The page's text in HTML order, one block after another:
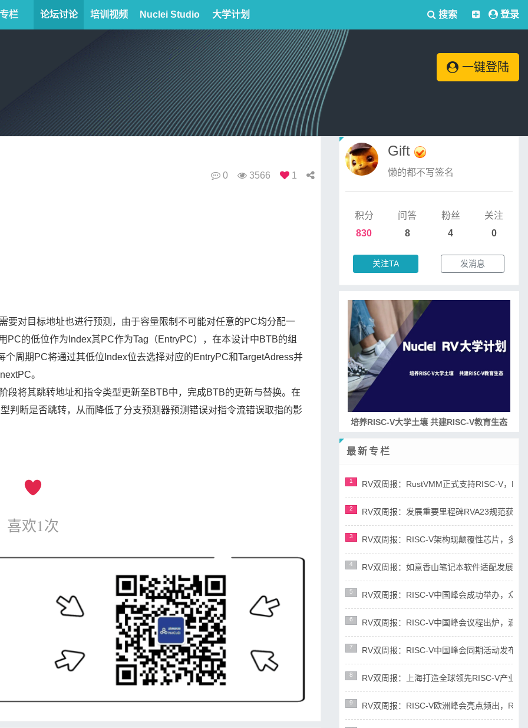
栏 论坛讨论 培训视频 Nuclei Studio 大学计划 搜索 登录
一键登陆
0 3566 1
要对目标地址也进行预测，由于容量限制不可能对任意的PC均分配一
的低位作为Index其PC作为Tag（EntryPC），在本设计中BTB的组
周期PC将通过其低位Index位去选择对应的EntryPC和TargetAdress并
。
段将其跳转地址和指令类型更新至BTB中，完成BTB的更新与替换。在
判断是否跳转，从而降低了分支预测器预测错误对指令流错误取指的影
喜欢1次
Gift
懒的都不写签名
积分
830
问答
8
粉丝
4
关注
0
关注TA 发消息
培养RISC-V大学土壤 共建RISC-V教育生态
最新专栏
1 RV双周报：RustVMM正式支持RISC-V，
2 RV双周报：发展重要里程碑RVA23规范获
3 RV双周报：RISC-V架构现颠覆性芯片，多
4 RV双周报：如意香山笔记本软件适配发展
5 RV双周报：RISC-V中国峰会成功举办，众
6 RV双周报：RISC-V中国峰会议程出炉，滴
7 RV双周报：RISC-V中国峰会同期活动发布
8 RV双周报：上海打造全球领先RISC-V产业
9 RV双周报：RISC-V欧洲峰会亮点频出，